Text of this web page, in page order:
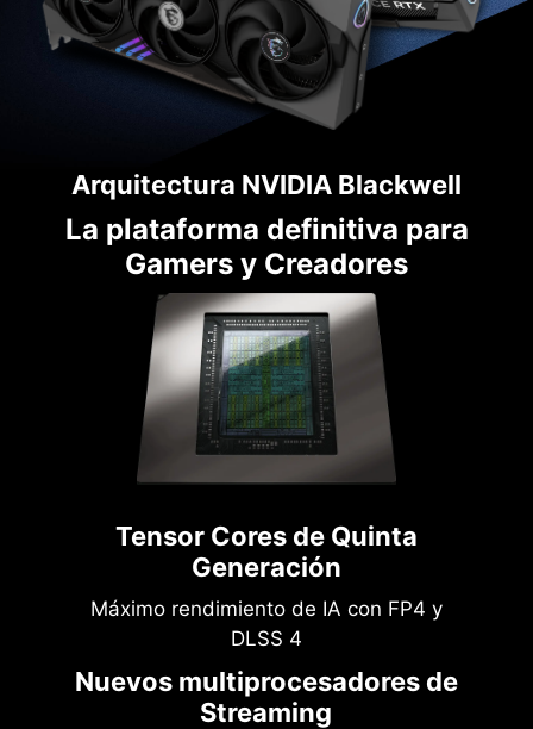
Arquitectura NVIDIA Blackwell
La plataforma definitiva para
Gamers y Creadores
Tensor Cores de Quinta
Generación
Máximo rendimiento de IA con FP4 y
DLSS 4
Nuevos multiprocesadores de
Streaming